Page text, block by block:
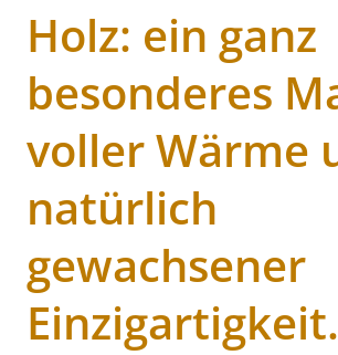
Holz: ein ganz
besonderes
voller Wärme
natürlich
gewachsener
Einzigartigkeit.